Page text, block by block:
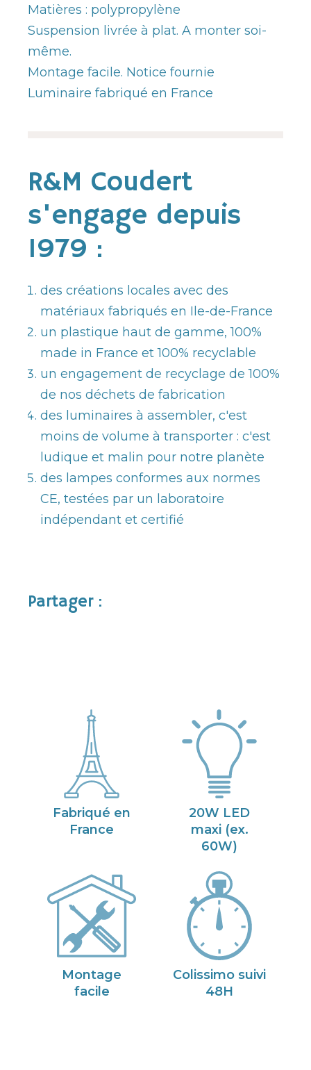
Matières : polypropylène
Suspension livrée à plat. A monter soi-
même.
Montage facile. Notice fournie
Luminaire fabriqué en France
R&M Coudert
s'engage depuis
1979 :
des créations locales avec des
matériaux fabriqués en Ile-de-France
un plastique haut de gamme, 100%
made in France et 100% recyclable
un engagement de recyclage de 100%
de nos déchets de fabrication
des luminaires à assembler, c'est
moins de volume à transporter : c'est
ludique et malin pour notre planète
des lampes conformes aux normes
CE, testées par un laboratoire
indépendant et certifié
Partager :
Fabriqué en
France
20W LED
maxi (ex.
60W)
Montage
facile
Colissimo suivi
48H